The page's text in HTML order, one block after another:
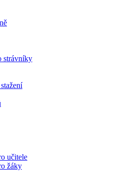
strávníky
učitele
žáky